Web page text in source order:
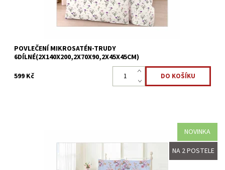
POVLEČENÍ MIKROSATÉN-TRUDY
6DÍLNÉ(2X140X200,2X70X90,2X45X45CM)
599 Kč
NOVINKA
NA 2 POSTELE
Povlečení z mikrosaténu je ideální rodinné balení právě pro vaši
ložnici. Lůžkovina je určená na dvě postele.
Speciální mikrovlákno se saténovou úpravou si zamilujete pro